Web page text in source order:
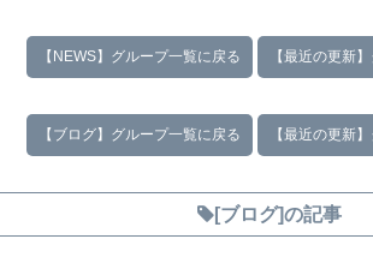
【NEWS】グループ一覧に戻る 【最近の更新
【ブログ】グループ一覧に戻る 【最近の更新
[ブログ]の記事